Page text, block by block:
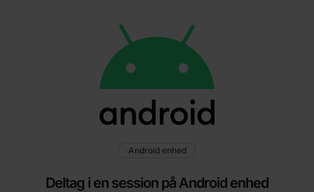
Android enhed
Deltag i en session på Android enhed